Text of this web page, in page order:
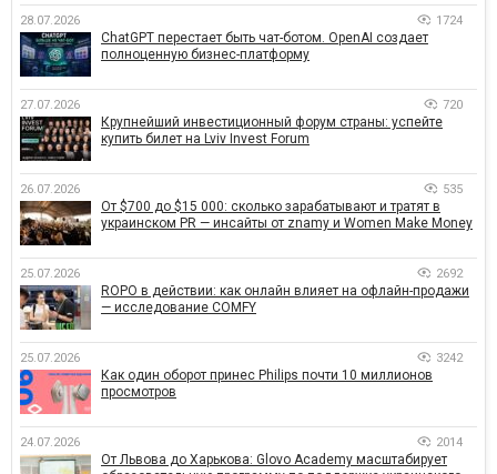
28.07.2026 1724
ChatGPT перестает быть чат-ботом. OpenAI создает
полноценную бизнес-платформу
27.07.2026 720
Крупнейший инвестиционный форум страны: успейте
купить билет на Lviv Invest Forum
26.07.2026 535
От $700 до $15 000: сколько зарабатывают и тратят в
украинском PR — инсайты от znamy и Women Make Money
25.07.2026 2692
ROPO в действии: как онлайн влияет на офлайн-продажи
— исследование COMFY
25.07.2026 3242
Как один оборот принес Philips почти 10 миллионов
просмотров
24.07.2026 2014
От Львова до Харькова: Glovo Academy масштабирует